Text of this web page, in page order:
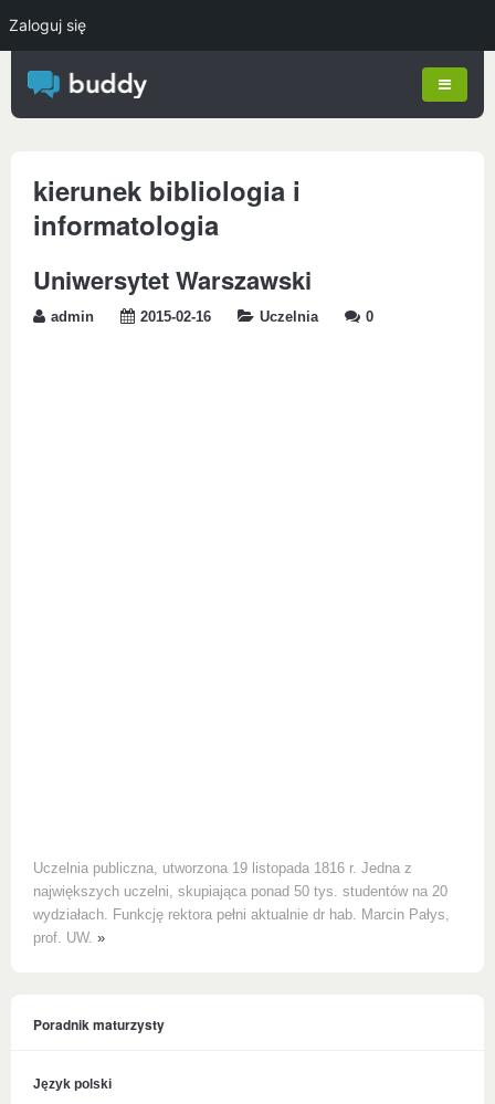
kierunek bibliologia i
informatologia
Uniwersytet Warszawski
admin 2015-02-16 Uczelnia 0
Uczelnia publiczna, utworzona 19 listopada 1816 r. Jedna z
największych uczelni, skupiająca ponad 50 tys. studentów na 20
wydziałach. Funkcję rektora pełni aktualnie dr hab. Marcin Pałys,
prof. UW. »
Poradnik maturzysty
Język polski
Zaloguj się